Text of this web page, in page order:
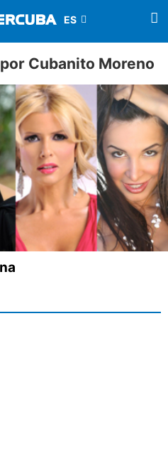
Cubanito Moreno